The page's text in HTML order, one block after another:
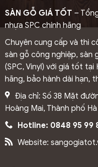
SÀN GỖ GIÁ TỐT –
nhựa SPC chính hãng
Chuyên cung cấp và thi
sàn gỗ công nghiệp, sàn
(SPC, Vinyl) với giá tốt tại
hãng, bảo hành dài hạn,
Địa chỉ: Số 38 Mặt
Hoàng Mai, Thành phố
Hotline: 0848 95 99
Website: